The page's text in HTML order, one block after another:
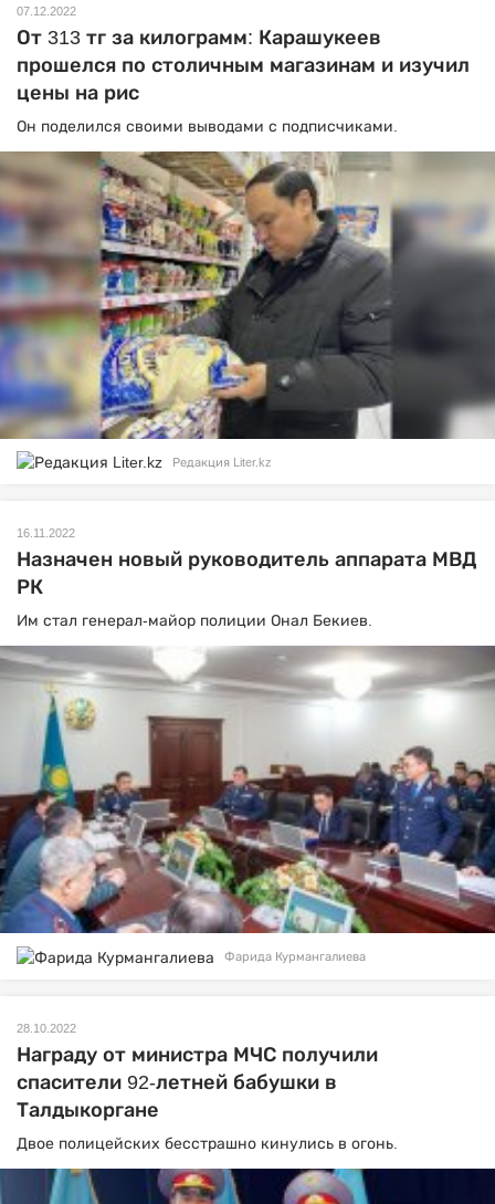
07.12.2022
От 313 тг за килограмм: Карашукеев
прошелся по столичным магазинам и изучил
цены на рис
Он поделился своими выводами с подписчиками.
Редакция Liter.kz
16.11.2022
Назначен новый руководитель аппарата МВД
РК
Им стал генерал-майор полиции Онал Бекиев.
Фарида Курмангалиева
28.10.2022
Награду от министра МЧС получили
спасители 92-летней бабушки в
Талдыкоргане
Двое полицейских бесстрашно кинулись в огонь.